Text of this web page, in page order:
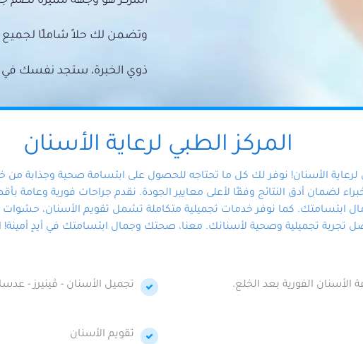
وتضمن لك حلاً شاملًا
ذوي الخبرة، ستجد نفسك في
المركز الطبي لرعاية الأسنان
الأسنان! نوفر لك كل ما تحتاجه للحصول على ابتسامة صحية وجذابة
لضمان أدق النتائج وفقًا لأعلى معايير الجودة. نقدم جراحات فورية وعامة
ابتسامتك. كما نوفر خدمات تجميلية متكاملة تشمل تقويم الأسنان، حشوات
تجميلية وصحية لأسنانك. معنا، صحتك وجمال ابتسامتك في أيدٍ أمينة!
الأسنان الفورية بعد الخلع. تجميل الأسنان - ڤينيرز -
تقويم الأسنان